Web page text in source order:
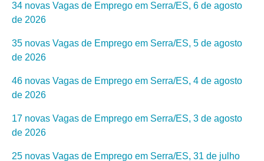
34 novas Vagas de Emprego em Serra/ES, 6 de agosto
de 2026
35 novas Vagas de Emprego em Serra/ES, 5 de agosto
de 2026
46 novas Vagas de Emprego em Serra/ES, 4 de agosto
de 2026
17 novas Vagas de Emprego em Serra/ES, 3 de agosto
de 2026
25 novas Vagas de Emprego em Serra/ES, 31 de julho